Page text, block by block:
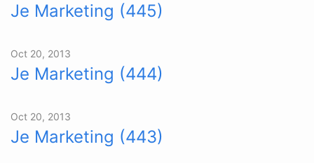
Je Marketing (445)
Oct 20, 2013
Je Marketing (444)
Oct 20, 2013
Je Marketing (443)